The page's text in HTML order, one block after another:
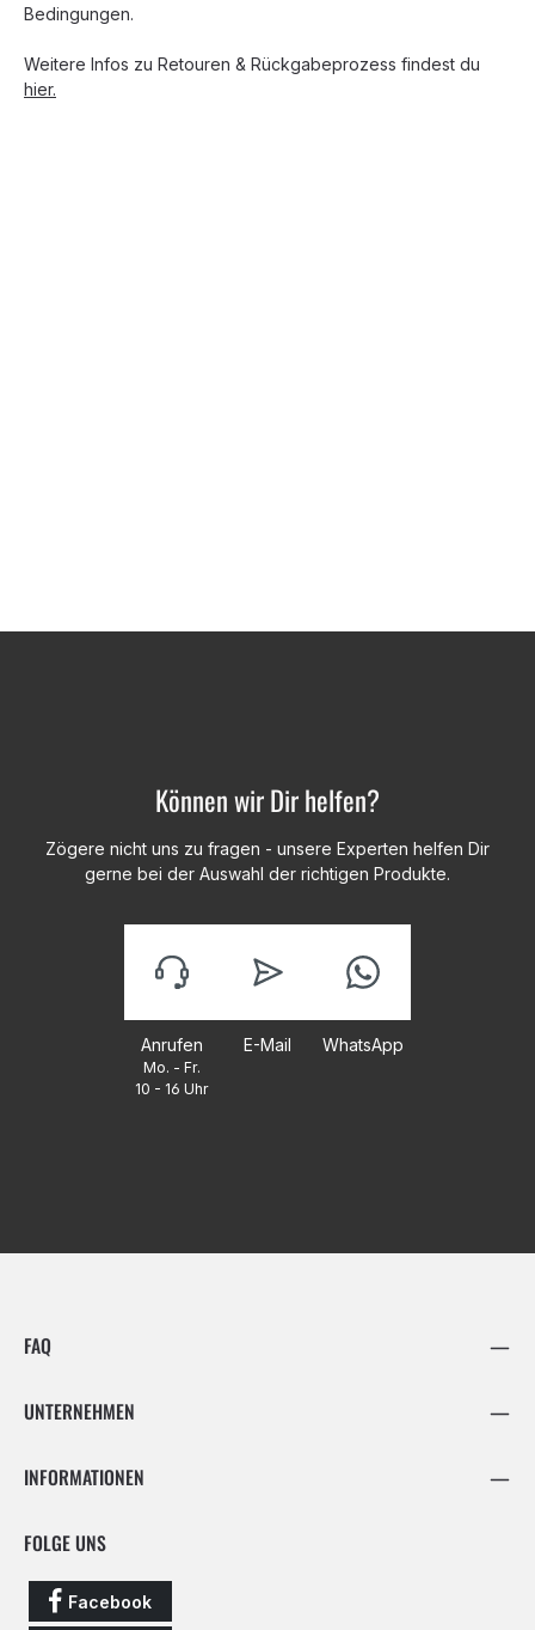
Bedingungen.
Weitere Infos zu Retouren & Rückgabeprozess findest du
hier.
Können wir Dir helfen?
Zögere nicht uns zu fragen - unsere Experten helfen Dir
gerne bei der Auswahl der richtigen Produkte.
Anrufen
Mo. - Fr.
10 - 16 Uhr
E-Mail WhatsApp
FAQ
UNTERNEHMEN
INFORMATIONEN
FOLGE UNS
Facebook